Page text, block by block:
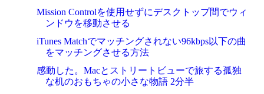
Mission Controlを使用せずにデスクトップ間でウィ
ンドウを移動させる
iTunes Matchでマッチングされない96kbps以下の曲
をマッチングさせる方法
感動した。Macとストリートビューで旅する孤独
な机のおもちゃの小さな物語 2分半